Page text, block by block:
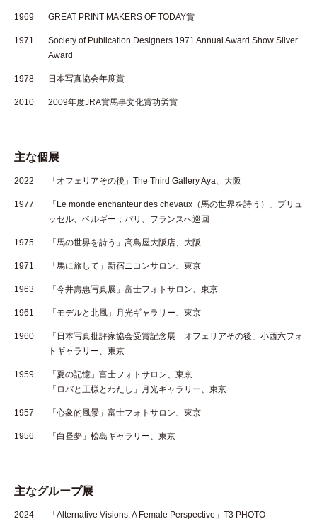
1969 GREAT PRINT MAKERS OF TODAY賞
1971
Society of Publication Designers 1971 Annual Award Show Silver
Award
1978 日本写真協会年度賞
2010 2009年度JRA賞馬事文化賞功労賞
主な個展
2022 「オフェリアその後」The Third Gallery Aya、大阪
1977
「Le monde enchanteur des chevaux（馬の世界を詩う）」ブリュ
ッセル、ベルギー；パリ、フランスへ巡回
1975 「馬の世界を詩う」高島屋大阪店、大阪
1971 「馬に旅して」新宿ニコンサロン、東京
1963 「今井壽惠写真展」富士フォトサロン、東京
1961 「モデルと北風」月光ギャラリー、東京
1960
「日本写真批評家協会受賞記念展 オフェリアその後」小西六フォ
トギャラリー、東京
1959
「夏の記憶」富士フォトサロン、東京
「ロバと王様とわたし」月光ギャラリー、東京
1957 「心象的風景」富士フォトサロン、東京
1956 「白昼夢」松島ギャラリー、東京
主なグループ展
2024
「Alternative Visions: A Female Perspective」T3 PHOTO